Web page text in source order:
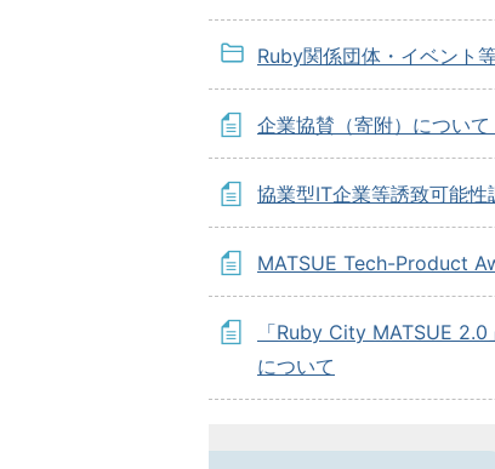
Ruby関係団体・イベント
企業協賛（寄附）について
協業型IT企業等誘致可能
MATSUE Tech-Product
「Ruby City MATSUE
について